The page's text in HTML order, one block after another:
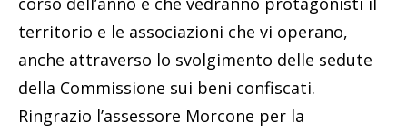
territorio e le associazioni che vi operano,
anche attraverso lo svolgimento delle sedute
della Commissione sui beni confiscati.
Ringrazio l’assessore Morcone per la